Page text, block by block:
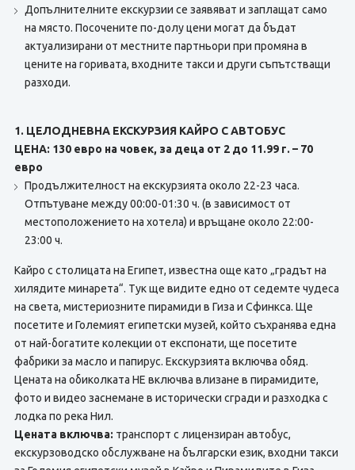
Допълнителните екскурзии се заявяват и заплащат само
на място. Посочените по-долу цени могат да бъдат
актуализирани от местните партньори при промяна в
цените на горивата, входните такси и други съпътстващи
разходи.
1. ЦЕЛОДНЕВНА ЕКСКУРЗИЯ КАЙРО С АВТОБУС
ЦЕНА: 130 евро на човек, за деца от 2 до 11.99 г. – 70
евро
Продължителност на екскурзията около 22-23 часа.
Отпътуване между 00:00-01:30 ч. (в зависимост от
местоположението на хотела) и връщане около 22:00-
23:00 ч.
Кайро с столицата на Египет, известна още като „градът на
хилядите минарета“. Тук ще видите едно от седемте чудеса
на света, мистериозните пирамиди в Гиза и Сфинкса. Ще
посетите и Големият египетски музей, който съхранява една
от най-богатите колекции от експонати, ще посетите
фабрики за масло и папирус. Екскурзията включва обяд.
Цената на обиколката НЕ включва влизане в пирамидите,
фото и видео заснемане в исторически сгради и разходка с
лодка по река Нил.
Цената включва: транспорт с лицензиран автобус,
екскурзоводско обслужване на български език, входни такси